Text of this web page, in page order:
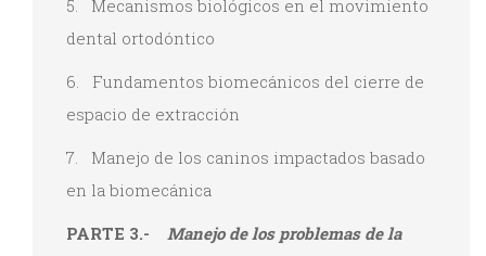
5. Mecanismos biológicos en el movimiento
dental ortodóntico
6. Fundamentos biomecánicos del cierre de
espacio de extracción
7. Manejo de los caninos impactados basado
en la biomecánica
PARTE 3.- Manejo de los problemas de la